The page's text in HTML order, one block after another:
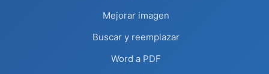
Mejorar imagen
Buscar y reemplazar
Word a PDF